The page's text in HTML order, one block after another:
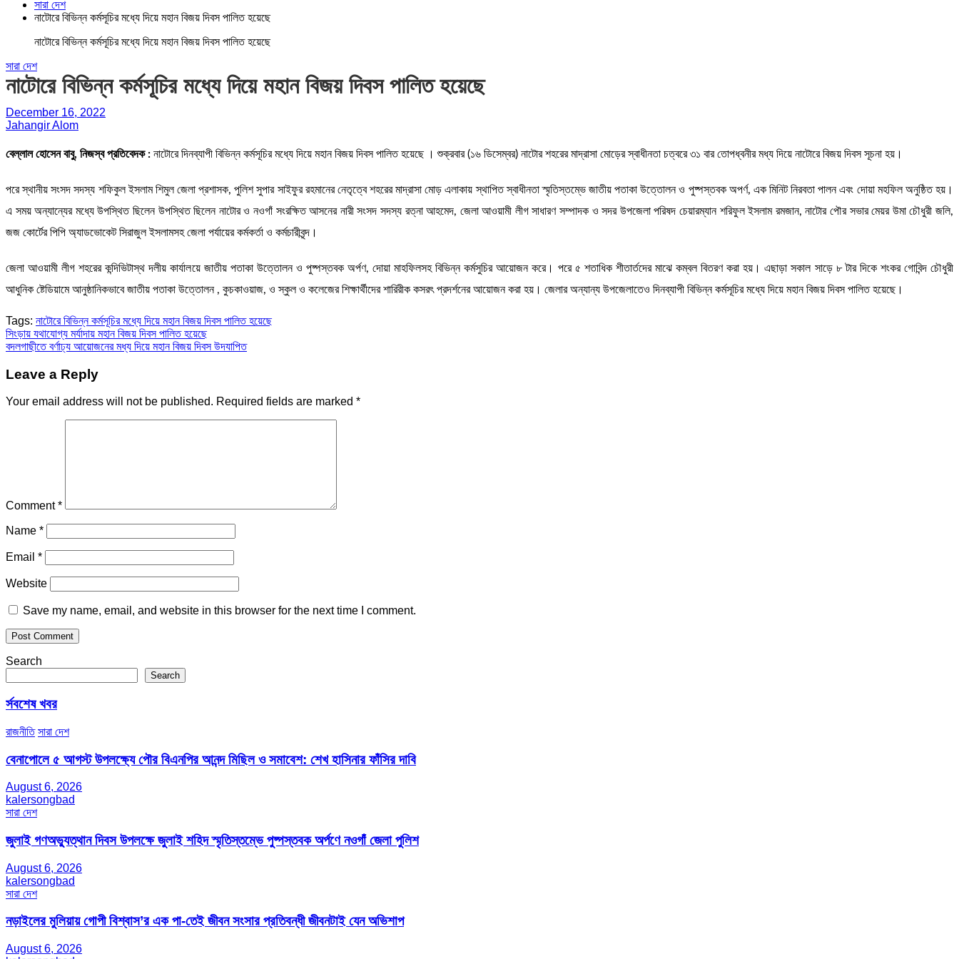
সারা দেশ
নাটোরে বিভিন্ন কর্মসূচির মধ্যে দিয়ে মহান বিজয় দিবস পালিত হয়েছে
নাটোরে বিভিন্ন কর্মসূচির মধ্যে দিয়ে মহান বিজয় দিবস পালিত হয়েছে
সারা দেশ
নাটোরে বিভিন্ন কর্মসূচির মধ্যে দিয়ে মহান বিজয় দিবস পালিত হয়েছে
December 16, 2022
Jahangir Alom
বেল্লাল হোসেন বাবু, নিজস্ব প্রতিবেদক : নাটোরে দিনব্যাপী বিভিন্ন কর্মসূচির মধ্যে দিয়ে মহান বিজয় দিবস পালিত হয়েছে । শুক্রবার (১৬ ডিসেম্বর) নাটোর শহরের মাদ্রাসা মোড়ের স্বাধীনতা চত্বরে ৩১ বার তোপধ্বনীর মধ্য দিয়ে নাটোরে বিজয় দিবস সূচনা হয়।
পরে স্থানীয় সংসদ সদস্য শফিকুল ইসলাম শিমুল জেলা প্রশাসক, পুলিশ সুপার সাইফুর রহমানের নেতৃত্বে শহরের মাদ্রাসা মোড় এলাকায় স্থাপিত স্বাধীনতা স্মৃতিস্তম্ভে জাতীয় পতাকা উত্তোলন ও পুষ্পস্তবক অপর্ণ, এক মিনিট নিরবতা পালন এবং দোয়া মহফিল অনুষ্ঠিত হয়।
এ সময় অন্যান্যের মধ্যে উপস্থিত ছিলেন উপস্থিত ছিলেন নাটোর ও নওগাঁ সংরক্ষিত আসনের নারী সংসদ সদস্য রত্না আহমেদ, জেলা আওয়ামী লীগ সাধারণ সম্পাদক ও সদর উপজেলা পরিষদ চেয়ারম্যান শরিফুল ইসলাম রমজান, নাটোর পৌর সভার মেয়র উমা চৌধুরী জলি,
জজ কোর্টের পিপি অ্যাডভোকেট সিরাজুল ইসলামসহ জেলা পর্যায়ের কর্মকর্তা ও কর্মচারীবৃন্দ।
জেলা আওয়ামী লীগ শহরের কন্দিভিটাস্থ দলীয় কার্যালয়ে জাতীয় পতাকা উত্তোলন ও পুষ্পস্তবক অর্পণ, দোয়া মাহফিলসহ বিভিন্ন কর্মসুচির আয়োজন করে। পরে ৫ শতাধিক শীতার্তদের মাঝে কম্বল বিতরণ করা হয়। এছাড়া সকাল সাড়ে ৮ টার দিকে শংকর গোবিন্দ চৌধুরী
আধুনিক ষ্টেডিয়ামে আনুষ্ঠানিকভাবে জাতীয় পতাকা উত্তোলন , কুচকাওয়াজ, ও স্কুল ও কলেজের শিক্ষার্থীদের শারিরীক কসরৎ প্রদর্শনের আয়োজন করা হয়। জেলার অন্যান্য উপজেলাতেও দিনব্যাপী বিভিন্ন কর্মসূচির মধ্যে দিয়ে মহান বিজয় দিবস পালিত হয়েছে।
Tags: নাটোরে বিভিন্ন কর্মসূচির মধ্যে দিয়ে মহান বিজয় দিবস পালিত হয়েছে
Post
navigation
সিংড়ায় যথাযোগ্য মর্যাদায় মহান বিজয় দিবস পালিত হয়েছে
বদলগাছীতে বর্ণাঢ্য আয়োজনের মধ্য দিয়ে মহান বিজয় দিবস উদযাপিত
Leave a Reply
Your email address will not be published. Required fields are marked *
Comment*
Name *
Email *
Website
Save my name, email, and website in this browser for the next time I comment.
Search
Search
র্সবশেষ খবর
রাজনীতি সারা দেশ
বেনাপোলে ৫ আগস্ট উপলক্ষ্যে পৌর বিএনপির আনন্দ মিছিল ও সমাবেশ: শেখ হাসিনার ফাঁসির দাবি
August 6, 2026
kalersongbad
সারা দেশ
জুলাই গণঅভ্যুত্থান দিবস উপলক্ষে জুলাই শহিদ স্মৃতিস্তম্ভে পুষ্পস্তবক অর্পণে নওগাঁ জেলা পুলিশ
August 6, 2026
kalersongbad
সারা দেশ
নড়াইলের মুলিয়ায় গোপী বিশ্বাস’র এক পা-তেই জীবন সংসার প্রতিবন্ধী জীবনটাই যেন অভিশাপ
August 6, 2026